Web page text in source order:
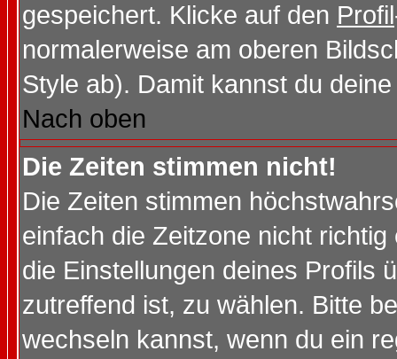
gespeichert. Klicke auf den Profil
normalerweise am oberen
Style ab). Damit kannst du
Nach oben
Die Zeiten stimmen nicht!
Die Zeiten stimmen
einfach die Zeitzone nicht
die Einstellungen deines Profils
zutreffend ist, zu wählen. Bitte
wechseln kannst, wenn du ein